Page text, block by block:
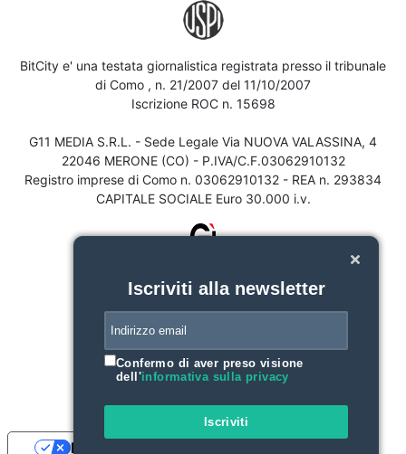
BitCity e' una testata giornalistica registrata presso il tribunale
di Como , n. 21/2007 del 11/10/2007
Iscrizione ROC n. 15698
G11 MEDIA S.R.L. - Sede Legale Via NUOVA VALASSINA, 4
22046 MERONE (CO) - P.IVA/C.F.03062910132
Registro imprese di Como n. 03062910132 - REA n. 293834
CAPITALE SOCIALE Euro 30.000 i.v.
Iscriviti alla newsletter
Confermo di aver preso visione
dell'informativa sulla privacy
Iscriviti
Le tue preferenze relative alla privacy